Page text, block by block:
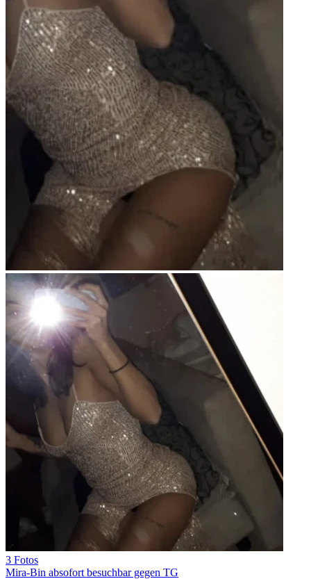
3 Fotos
Mira-Bin absofort besuchbar gegen TG